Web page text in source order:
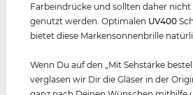
Farbeindrücke und sollten daher
genutzt werden. Optimalen UV400
bietet diese Markensonnenbrille
Wenn Du auf den „Mit Sehstärke
verglasen wir Dir die Gläser in der